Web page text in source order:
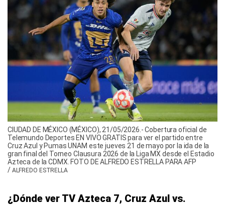
CIUDAD DE MÉXICO (MÉXICO), 21/05/2026.- Cobertura oficial de
Telemundo Deportes EN VIVO GRATIS para ver el partido entre
Cruz Azul y Pumas UNAM este jueves 21 de mayo por la ida de la
gran final del Torneo Clausura 2026 de la Liga MX desde el Estadio
Azteca de la CDMX. FOTO DE ALFREDO ESTRELLA PARA AFP
/ ALFREDO ESTRELLA
¿Dónde ver TV Azteca 7, Cruz Azul vs.